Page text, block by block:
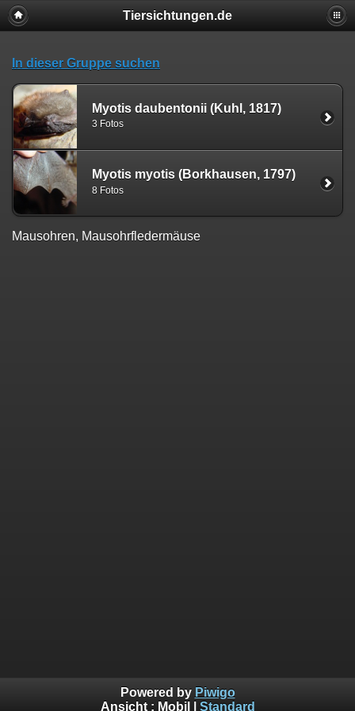
Tiersichtungen.de
In dieser Gruppe suchen
Myotis daubentonii (Kuhl, 1817)
3 Fotos
Myotis myotis (Borkhausen, 1797)
8 Fotos
Mausohren, Mausohrfledermäuse
Powered by Piwigo
Ansicht : Mobil Standard